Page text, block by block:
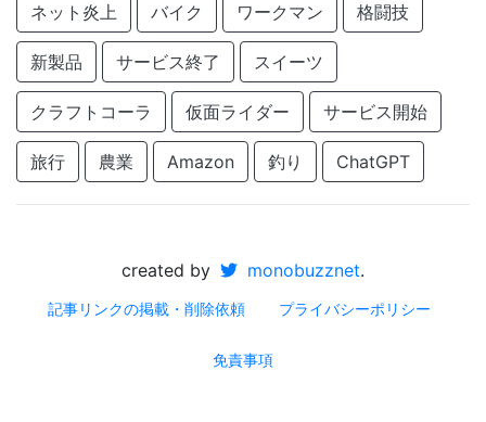
ネット炎上 バイク ワークマン 格闘技
新製品 サービス終了 スイーツ
クラフトコーラ 仮面ライダー サービス開始
旅行 農業 Amazon 釣り ChatGPT
created by monobuzznet.
記事リンクの掲載・削除依頼 プライバシーポリシー
免責事項